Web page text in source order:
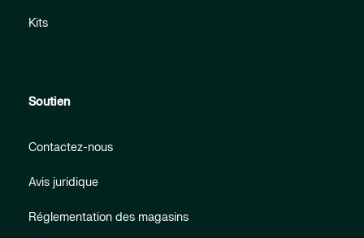
Kits
Soutien
Contactez-nous
Avis juridique
Réglementation des magasins